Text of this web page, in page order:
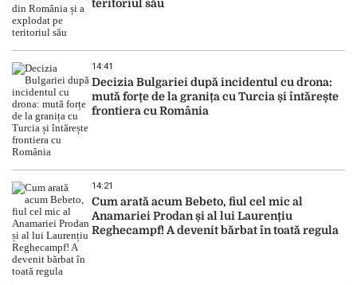
teritoriul său
14:41
Decizia Bulgariei după incidentul cu drona:
mută forțe de la granița cu Turcia și întărește
frontiera cu România
14:21
Cum arată acum Bebeto, fiul cel mic al
Anamariei Prodan și al lui Laurențiu
Reghecampf! A devenit bărbat în toată regula